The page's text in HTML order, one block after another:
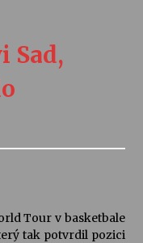
Duškové: Stávám se
festival Quijotova
Sad,
Tour v basketbale
tak potvrdil pozici